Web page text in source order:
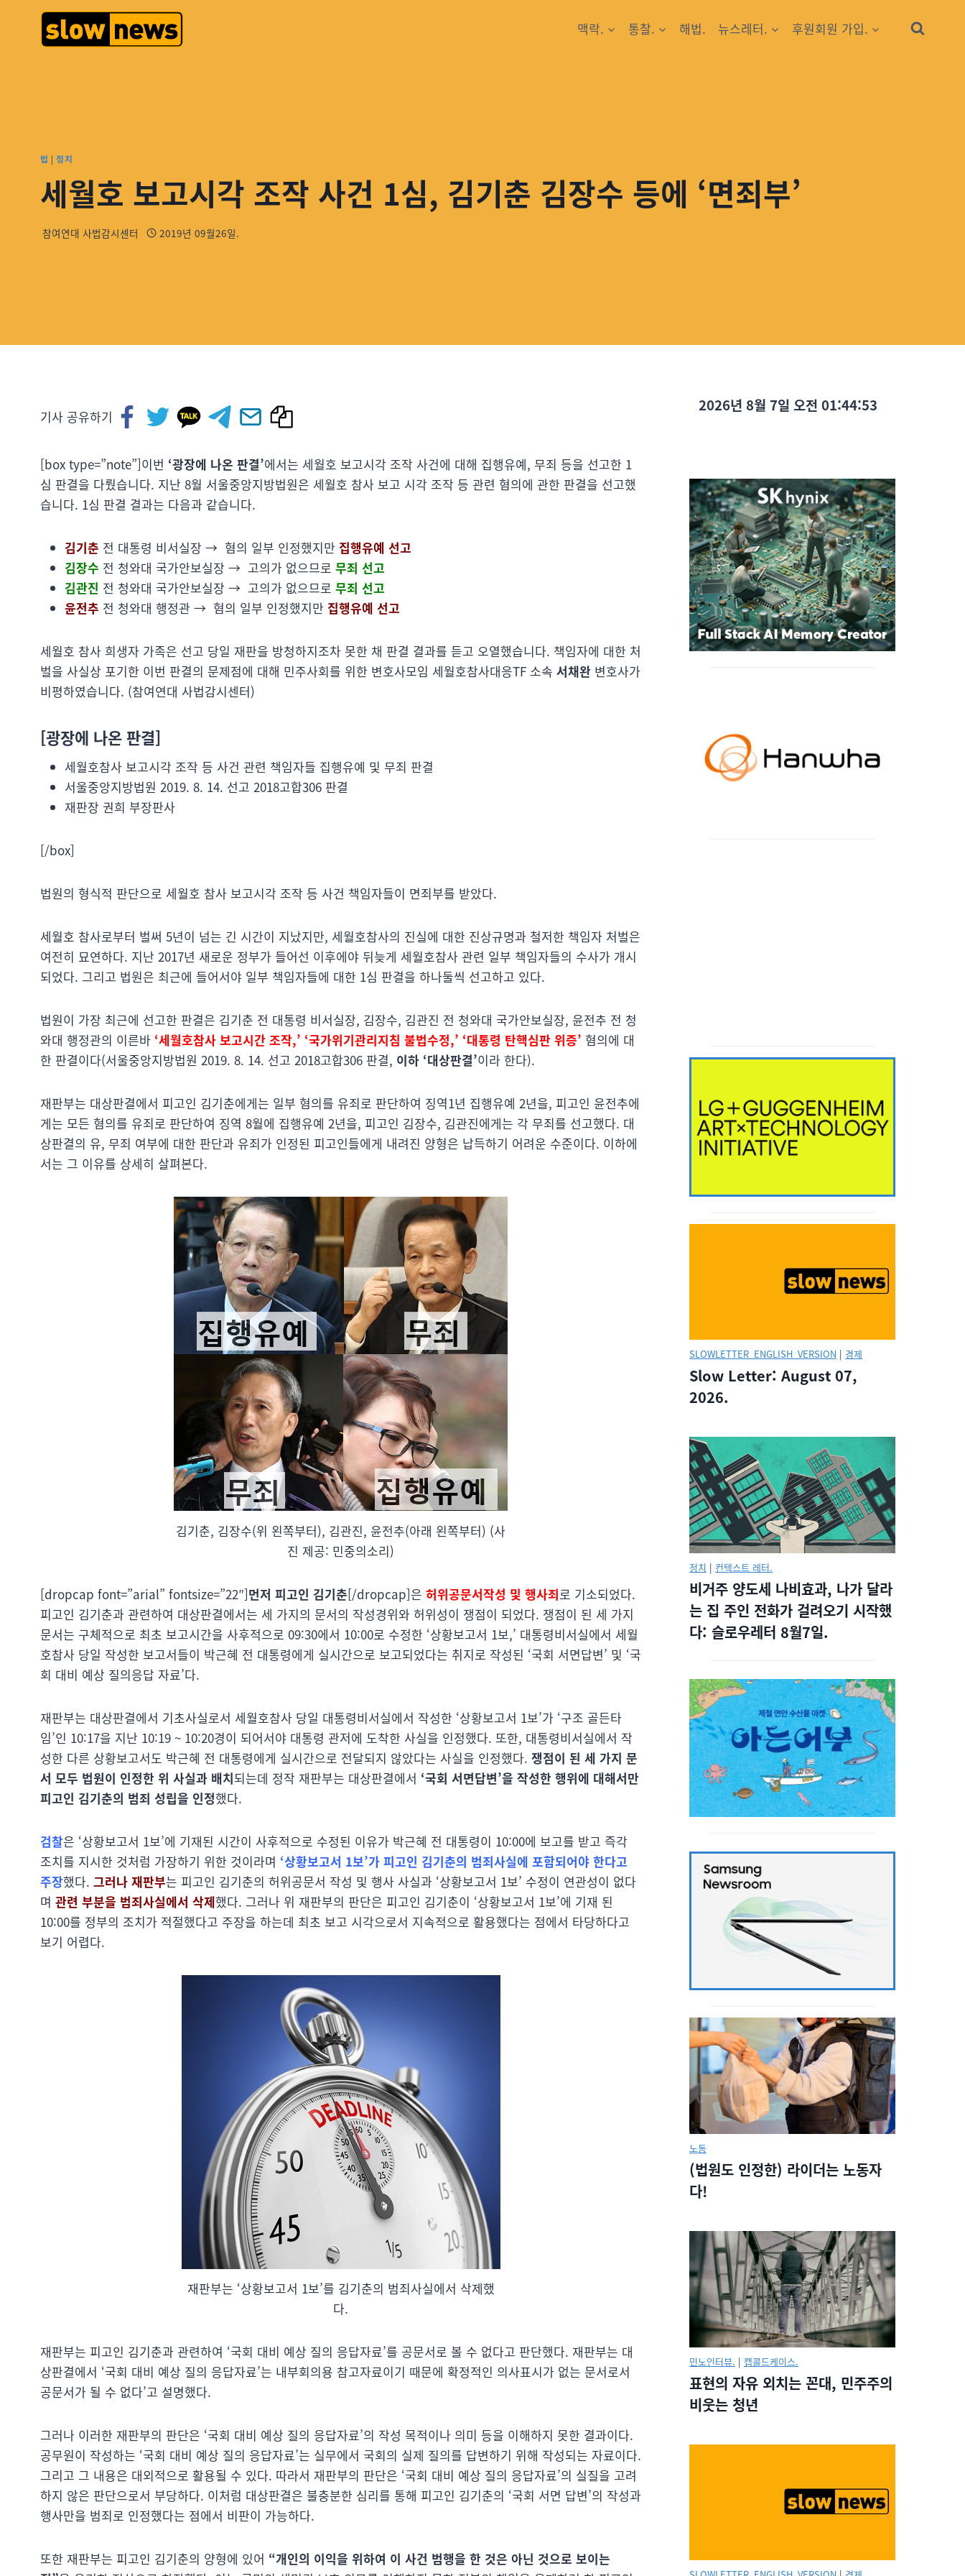
맥락. 통찰. 해법. 뉴스레터. 후원회원 가입.
법 |정치
세월호 보고시각 조작 사건 1심, 김기춘 김장수 등에 ‘면죄부’
참여연대 사법감시센터 2019년 09월26일.
기사 공유하기
[box type=”note”]이번 ‘광장에 나온 판결’에서는 세월호 보고시각 조작 사건에 대해 집행유예, 무죄 등을 선고한 1
심 판결을 다뤘습니다. 지난 8월 서울중앙지방법원은 세월호 참사 보고 시각 조작 등 관련 혐의에 관한 판결을 선고했
습니다. 1심 판결 결과는 다음과 같습니다.
김기춘 전 대통령 비서실장 → 혐의 일부 인정했지만 집행유예 선고
김장수 전 청와대 국가안보실장 → 고의가 없으므로 무죄 선고
김관진 전 청와대 국가안보실장 → 고의가 없으므로 무죄 선고
윤전추 전 청와대 행정관 → 혐의 일부 인정했지만 집행유예 선고
세월호 참사 희생자 가족은 선고 당일 재판을 방청하지조차 못한 채 판결 결과를 듣고 오열했습니다. 책임자에 대한 처
벌을 사실상 포기한 이번 판결의 문제점에 대해 민주사회를 위한 변호사모임 세월호참사대응TF 소속 서채완 변호사가
비평하였습니다. (참여연대 사법감시센터)
[광장에 나온 판결]
세월호참사 보고시각 조작 등 사건 관련 책임자들 집행유예 및 무죄 판결
서울중앙지방법원 2019. 8. 14. 선고 2018고합306 판결
재판장 권희 부장판사
[/box]
법원의 형식적 판단으로 세월호 참사 보고시각 조작 등 사건 책임자들이 면죄부를 받았다.
세월호 참사로부터 벌써 5년이 넘는 긴 시간이 지났지만, 세월호참사의 진실에 대한 진상규명과 철저한 책임자 처벌은
여전히 묘연하다. 지난 2017년 새로운 정부가 들어선 이후에야 뒤늦게 세월호참사 관련 일부 책임자들의 수사가 개시
되었다. 그리고 법원은 최근에 들어서야 일부 책임자들에 대한 1심 판결을 하나둘씩 선고하고 있다.
법원이 가장 최근에 선고한 판결은 김기춘 전 대통령 비서실장, 김장수, 김관진 전 청와대 국가안보실장, 윤전추 전 청
와대 행정관의 이른바 ‘세월호참사 보고시간 조작,’ ‘국가위기관리지침 불법수정,’ ‘대통령 탄핵심판 위증’ 혐의에 대
한 판결이다(서울중앙지방법원 2019. 8. 14. 선고 2018고합306 판결, 이하 ‘대상판결’이라 한다).
재판부는 대상판결에서 피고인 김기춘에게는 일부 혐의를 유죄로 판단하여 징역1년 집행유예 2년을, 피고인 윤전추에
게는 모든 혐의를 유죄로 판단하여 징역 8월에 집행유예 2년을, 피고인 김장수, 김관진에게는 각 무죄를 선고했다. 대
상판결의 유, 무죄 여부에 대한 판단과 유죄가 인정된 피고인들에게 내려진 양형은 납득하기 어려운 수준이다. 이하에
서는 그 이유를 상세히 살펴본다.
김기춘, 김장수(위 왼쪽부터), 김관진, 윤전추(아래 왼쪽부터) (사
진 제공: 민중의소리)
[dropcap font=”arial” fontsize=”22″]먼저 피고인 김기춘[/dropcap]은 허위공문서작성 및 행사죄로 기소되었다.
피고인 김기춘과 관련하여 대상판결에서는 세 가지의 문서의 작성경위와 허위성이 쟁점이 되었다. 쟁점이 된 세 가지
문서는 구체적으로 최초 보고시간을 사후적으로 09:30에서 10:00로 수정한 ‘상황보고서 1보,’ 대통령비서실에서 세월
호참사 당일 작성한 보고서들이 박근혜 전 대통령에게 실시간으로 보고되었다는 취지로 작성된 ‘국회 서면답변’ 및 ‘국
회 대비 예상 질의응답 자료’다.
재판부는 대상판결에서 기초사실로서 세월호참사 당일 대통령비서실에서 작성한 ‘상황보고서 1보’가 ‘구조 골든타
임’인 10:17을 지난 10:19 ~ 10:20경이 되어서야 대통령 관저에 도착한 사실을 인정했다. 또한, 대통령비서실에서 작
성한 다른 상황보고서도 박근혜 전 대통령에게 실시간으로 전달되지 않았다는 사실을 인정했다. 쟁점이 된 세 가지 문
서 모두 법원이 인정한 위 사실과 배치되는데 정작 재판부는 대상판결에서 ‘국회 서면답변’을 작성한 행위에 대해서만
피고인 김기춘의 범죄 성립을 인정했다.
검찰은 ‘상황보고서 1보’에 기재된 시간이 사후적으로 수정된 이유가 박근혜 전 대통령이 10:00에 보고를 받고 즉각
조치를 지시한 것처럼 가장하기 위한 것이라며 ‘상황보고서 1보’가 피고인 김기춘의 범죄사실에 포함되어야 한다고
주장했다. 그러나 재판부는 피고인 김기춘의 허위공문서 작성 및 행사 사실과 ‘상황보고서 1보’ 수정이 연관성이 없다
며 관련 부분을 범죄사실에서 삭제했다. 그러나 위 재판부의 판단은 피고인 김기춘이 ‘상황보고서 1보’에 기재 된
10:00를 정부의 조치가 적절했다고 주장을 하는데 최초 보고 시각으로서 지속적으로 활용했다는 점에서 타당하다고
보기 어렵다.
재판부는 ‘상황보고서 1보’를 김기춘의 범죄사실에서 삭제했
다.
재판부는 피고인 김기춘과 관련하여 ‘국회 대비 예상 질의 응답자료’를 공문서로 볼 수 없다고 판단했다. 재판부는 대
상판결에서 ‘국회 대비 예상 질의 응답자료’는 내부회의용 참고자료이기 때문에 확정적인 의사표시가 없는 문서로서
공문서가 될 수 없다’고 설명했다.
그러나 이러한 재판부의 판단은 ‘국회 대비 예상 질의 응답자료’의 작성 목적이나 의미 등을 이해하지 못한 결과이다.
공무원이 작성하는 ‘국회 대비 예상 질의 응답자료’는 실무에서 국회의 실제 질의를 답변하기 위해 작성되는 자료이다.
그리고 그 내용은 대외적으로 활용될 수 있다. 따라서 재판부의 판단은 ‘국회 대비 예상 질의 응답자료’의 실질을 고려
하지 않은 판단으로서 부당하다. 이처럼 대상판결은 불충분한 심리를 통해 피고인 김기춘의 ‘국회 서면 답변’의 작성과
행사만을 범죄로 인정했다는 점에서 비판이 가능하다.
또한 재판부는 피고인 김기춘의 양형에 있어 “개인의 이익을 위하여 이 사건 범행을 한 것은 아닌 것으로 보이는
2026년 8월 7일 오전 01:44:54
SLOWLETTER_ENGLISH_VERSION | 경제
Slow Letter: August 07,
2026.
정치 | 컨텍스트 레터.
비거주 양도세 나비효과, 나가 달라
는 집 주인 전화가 걸려오기 시작했
다: 슬로우레터 8월7일.
노동
(법원도 인정한) 라이더는 노동자
다!
민노인터뷰. | 캡콜드케이스.
표현의 자유 외치는 꼰대, 민주주의
비웃는 청년